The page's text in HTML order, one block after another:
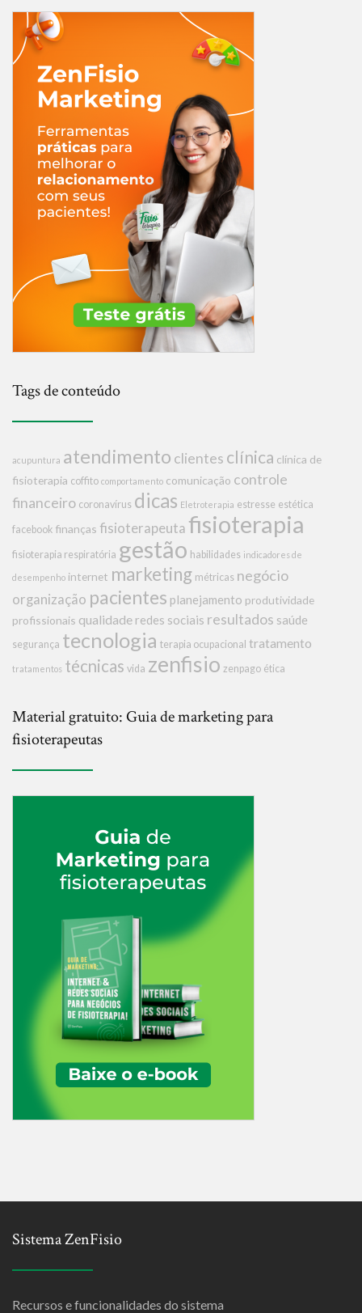
Tags de conteúdo
acupuntura atendimento clientes clínica clínica de
fisioterapia coffito comportamento comunicação controle
financeiro coronavírus dicas Eletroterapia estresse estética
facebook finanças fisioterapeuta fisioterapia
fisioterapia respiratória gestão habilidades indicadores de
desempenho internet marketing métricas negócio
organização pacientes planejamento produtividade
profissionais qualidade redes sociais resultados saúde
segurança tecnologia terapia ocupacional tratamento
tratamentos técnicas vida zenfisio zenpago ética
Material gratuito: Guia de marketing para
fisioterapeutas
Sistema ZenFisio
Recursos e funcionalidades do sistema